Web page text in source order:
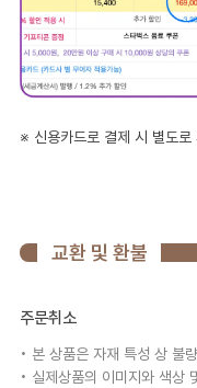
※ 신용카드로 결제 시 별도
교환 및 환불
주문취소
• 본 상품은 자재 특성 상 불
• 실제상품의 이미지와 색상